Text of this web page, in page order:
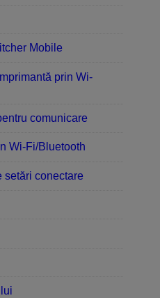
Mobile
prin Wi-
comunicare
Wi-Fi/Bluetooth
setări conectare